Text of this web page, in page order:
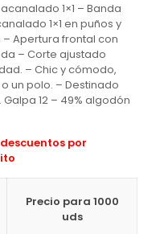
1×1 – Banda
1×1 en puños y
Apertura frontal con
– Corte ajustado
– Chic y cómodo,
un polo. – Destinado
12 – 49% algodón
por
Precio para 1000
uds